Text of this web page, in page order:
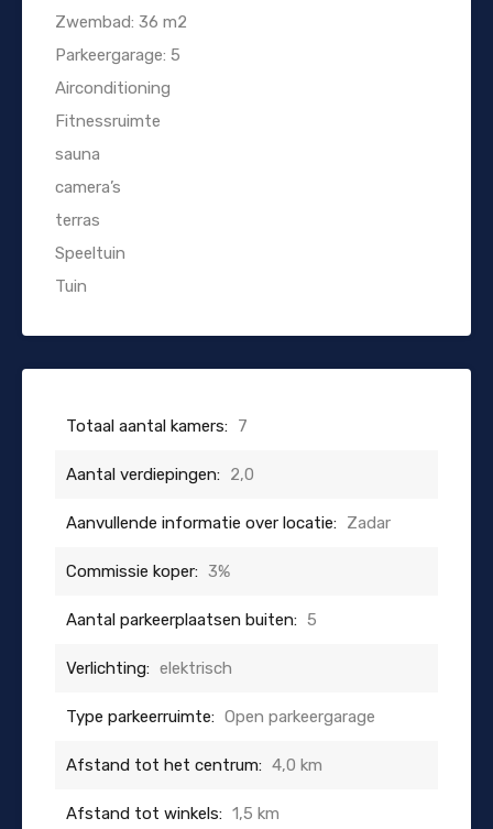
Zwembad: 36 m2
Parkeergarage: 5
Airconditioning
Fitnessruimte
sauna
camera’s
terras
Speeltuin
Tuin
Totaal aantal kamers: 7
Aantal verdiepingen: 2,0
Aanvullende informatie over locatie: Zadar
Commissie koper: 3%
Aantal parkeerplaatsen buiten: 5
Verlichting: elektrisch
Type parkeerruimte: Open parkeergarage
Afstand tot het centrum: 4,0 km
Afstand tot winkels: 1,5 km